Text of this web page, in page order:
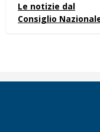
Le notizie dal
Consiglio